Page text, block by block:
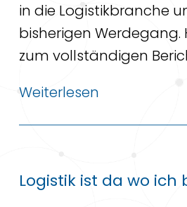
in die Logistikbranche
bisherigen Werdegang.
zum vollständigen
Weiterlesen
Logistik ist da wo ich